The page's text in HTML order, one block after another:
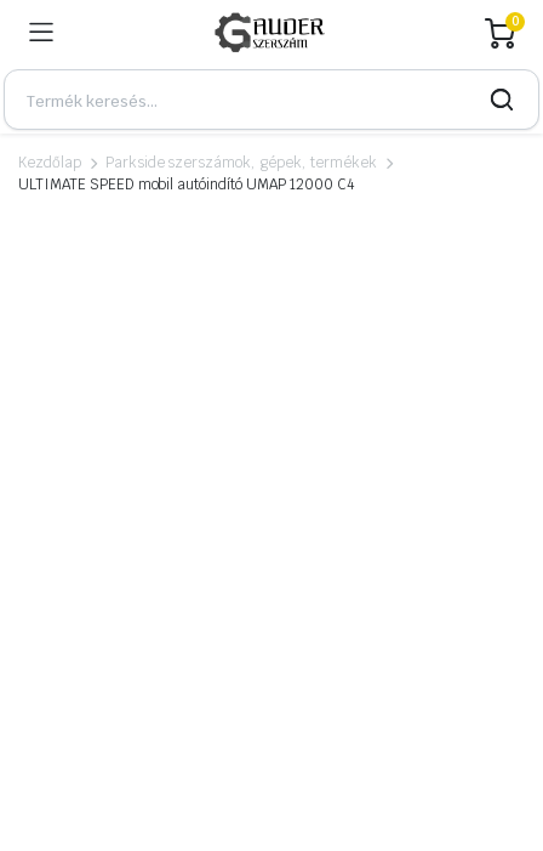
0
Kezdőlap
Parkside szerszámok, gépek, termékek
ULTIMATE SPEED mobil autóindító UMAP 12000 C4